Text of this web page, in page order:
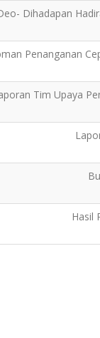
Dihadapan
Penanganan
Tim Upaya
Hasil